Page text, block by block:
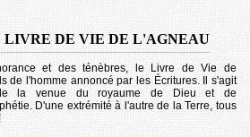
LIVRE DE VIE DE L'AGNEAU
et des ténèbres, le Livre de Vie de
de l'homme annoncé par les Écritures. Il s'agit
la venue du royaume de Dieu et de
D'une extrémité à l'autre de la Terre, tous